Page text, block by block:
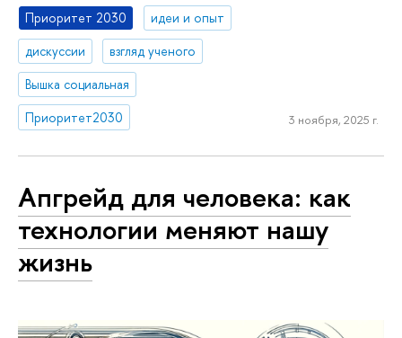
Приоритет 2030
идеи и опыт
дискуссии
взгляд ученого
Вышка социальная
Приоритет2030
3 ноября, 2025 г.
Апгрейд для человека: как
технологии меняют нашу
жизнь